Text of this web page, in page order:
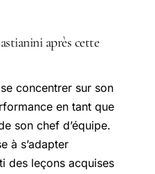
après cette
concentrer sur son
en tant que
son chef d’équipe.
à s’adapter
des leçons acquises